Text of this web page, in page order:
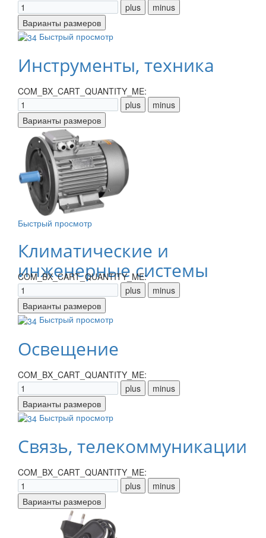
Быстрый просмотр
Инструменты, техника
COM_BX_CART_QUANTITY_ME:
Быстрый просмотр
Климатические и
инженерные системы
COM_BX_CART_QUANTITY_ME:
Быстрый просмотр
Освещение
COM_BX_CART_QUANTITY_ME:
Быстрый просмотр
Связь, телекоммуникации
COM_BX_CART_QUANTITY_ME: